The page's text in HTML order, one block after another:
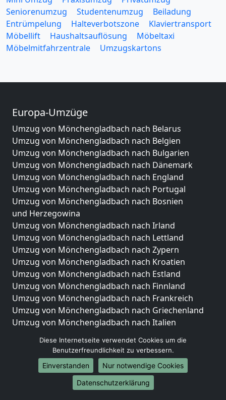
Seniorenumzug
Studentenumzug
Beiladung
Entrümpelung
Halteverbotszone
Klaviertransport
Möbellift
Haushaltsauflösung
Möbeltaxi
Möbelmitfahrzentrale
Umzugskartons
Europa-Umzüge
Umzug von Mönchengladbach nach Belarus
Umzug von Mönchengladbach nach Belgien
Umzug von Mönchengladbach nach Bulgarien
Umzug von Mönchengladbach nach Dänemark
Umzug von Mönchengladbach nach England
Umzug von Mönchengladbach nach Portugal
Umzug von Mönchengladbach nach Bosnien
und Herzegowina
Umzug von Mönchengladbach nach Irland
Umzug von Mönchengladbach nach Lettland
Umzug von Mönchengladbach nach Zypern
Umzug von Mönchengladbach nach Kroatien
Umzug von Mönchengladbach nach Estland
Umzug von Mönchengladbach nach Finnland
Umzug von Mönchengladbach nach Frankreich
Umzug von Mönchengladbach nach Griechenland
Umzug von Mönchengladbach nach Italien
Umzug von Mönchengladbach nach Luxemburg
Umzug von Mönchengladbach nach Niederlande
Umzug von Mönchengladbach nach Norwegen
Umzüge-Deutschlandweit
Diese Internetseite verwendet Cookies um die
Benutzerfreundlichkeit zu verbessern.
Einverstanden
Nur notwendige Cookies
Datenschutzerklärung